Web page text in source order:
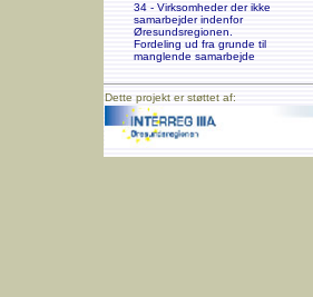
34 - Virksomheder der ikke
samarbejder indenfor
Øresundsregionen.
Fordeling ud fra grunde til
manglende samarbejde
Dette projekt er støttet af: